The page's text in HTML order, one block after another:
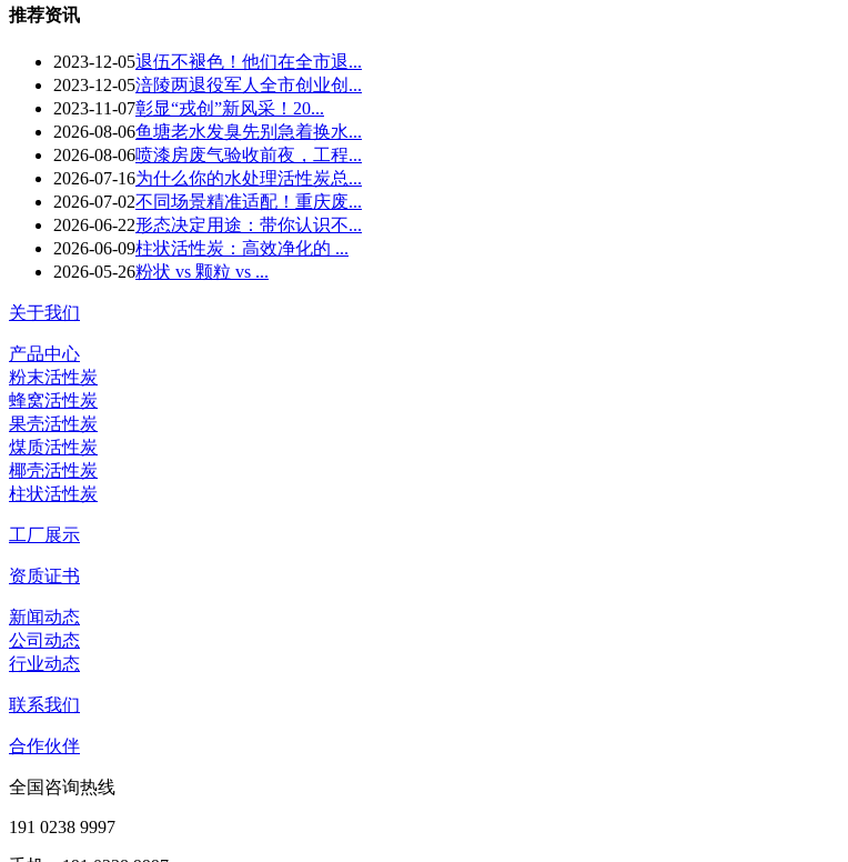
推荐资讯
2023-12-05退伍不褪色！他们在全市退...
2023-12-05涪陵两退役军人全市创业创...
2023-11-07彰显“戎创”新风采！20...
2026-08-06鱼塘老水发臭先别急着换水...
2026-08-06喷漆房废气验收前夜，工程...
2026-07-16为什么你的水处理活性炭总...
2026-07-02不同场景精准适配！重庆废...
2026-06-22形态决定用途：带你认识不...
2026-06-09柱状活性炭：高效净化的 ...
2026-05-26粉状 vs 颗粒 vs ...
关于我们
产品中心
粉末活性炭
蜂窝活性炭
果壳活性炭
煤质活性炭
椰壳活性炭
柱状活性炭
工厂展示
资质证书
新闻动态
公司动态
行业动态
联系我们
合作伙伴
全国咨询热线
191 0238 9997